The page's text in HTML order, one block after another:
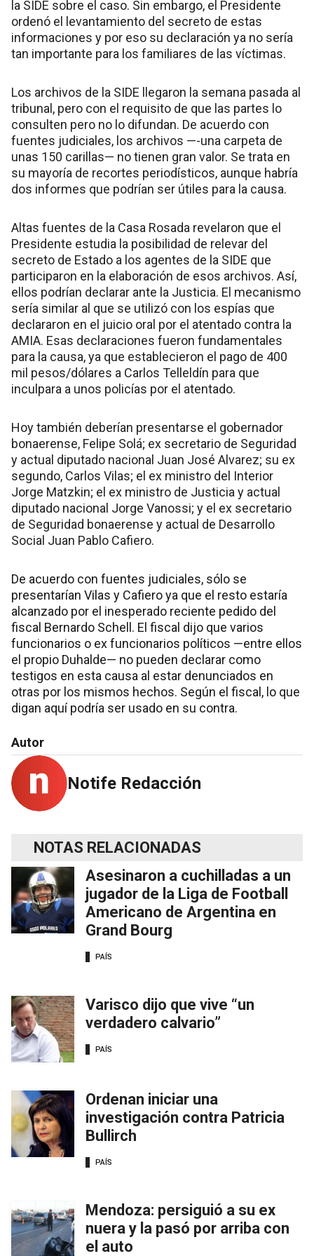
la SIDE sobre el caso. Sin embargo, el Presidente
ordenó el levantamiento del secreto de estas
informaciones y por eso su declaración ya no sería
tan importante para los familiares de las víctimas.
Los archivos de la SIDE llegaron la semana pasada al
tribunal, pero con el requisito de que las partes lo
consulten pero no lo difundan. De acuerdo con
fuentes judiciales, los archivos —-una carpeta de
unas 150 carillas— no tienen gran valor. Se trata en
su mayoría de recortes periodísticos, aunque habría
dos informes que podrían ser útiles para la causa.
Altas fuentes de la Casa Rosada revelaron que el
Presidente estudia la posibilidad de relevar del
secreto de Estado a los agentes de la SIDE que
participaron en la elaboración de esos archivos. Así,
ellos podrían declarar ante la Justicia. El mecanismo
sería similar al que se utilizó con los espías que
declararon en el juicio oral por el atentado contra la
AMIA. Esas declaraciones fueron fundamentales
para la causa, ya que establecieron el pago de 400
mil pesos/dólares a Carlos Telleldín para que
inculpara a unos policías por el atentado.
Hoy también deberían presentarse el gobernador
bonaerense, Felipe Solá; ex secretario de Seguridad
y actual diputado nacional Juan José Alvarez; su ex
segundo, Carlos Vilas; el ex ministro del Interior
Jorge Matzkin; el ex ministro de Justicia y actual
diputado nacional Jorge Vanossi; y el ex secretario
de Seguridad bonaerense y actual de Desarrollo
Social Juan Pablo Cafiero.
De acuerdo con fuentes judiciales, sólo se
presentarían Vilas y Cafiero ya que el resto estaría
alcanzado por el inesperado reciente pedido del
fiscal Bernardo Schell. El fiscal dijo que varios
funcionarios o ex funcionarios políticos —entre ellos
el propio Duhalde— no pueden declarar como
testigos en esta causa al estar denunciados en
otras por los mismos hechos. Según el fiscal, lo que
digan aquí podría ser usado en su contra.
Autor
Notife Redacción
NOTAS RELACIONADAS
Asesinaron a cuchilladas a un
jugador de la Liga de Football
Americano de Argentina en
Grand Bourg
PAÍS
Varisco dijo que vive “un
verdadero calvario”
PAÍS
Ordenan iniciar una
investigación contra Patricia
Bullirch
PAÍS
Mendoza: persiguió a su ex
nuera y la pasó por arriba con
el auto